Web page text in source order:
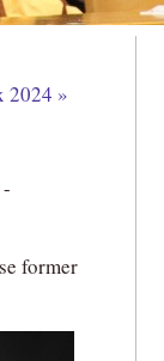
2024 »
se former